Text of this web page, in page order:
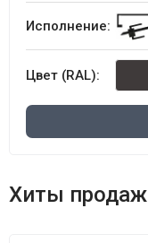
Исполнение:
Цвет (RAL):
Хиты продаж